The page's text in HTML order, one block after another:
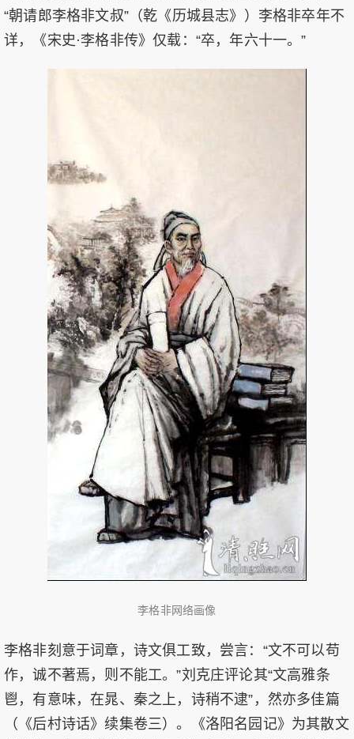
“朝请郎李格非文叔”（乾《历城县志》）李格非卒年不
详，《宋史·李格非传》仅载：“卒，年六十一。”
李格非网络画像
李格非刻意于词章，诗文俱工致，尝言：“文不可以苟
作，诚不著焉，则不能工。”刘克庄评论其“文高雅条
鬯，有意味，在晁、秦之上，诗稍不逮”，然亦多佳篇
（《后村诗话》续集卷三）。《洛阳名园记》为其散文